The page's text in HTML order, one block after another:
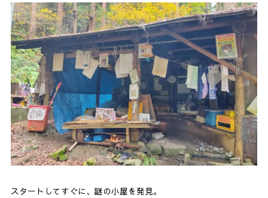
スタートしてすぐに、謎の小屋を発見。